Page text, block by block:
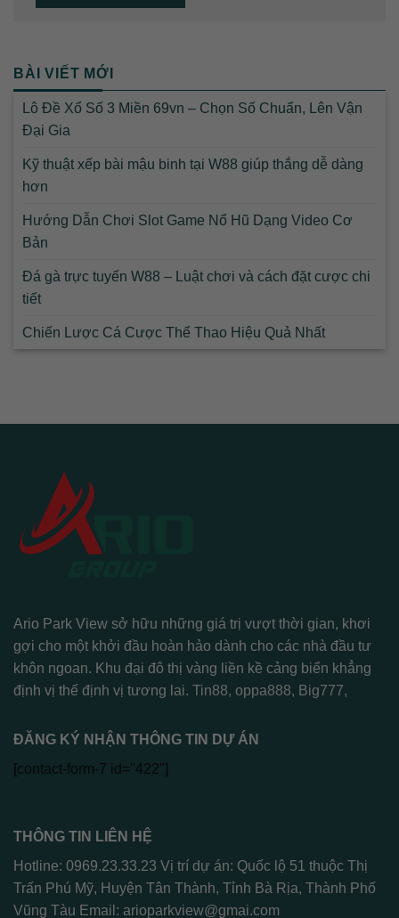
BÀI VIẾT MỚI
Lô Đề Xổ Số 3 Miền 69vn – Chọn Số Chuẩn, Lên Vận
Đại Gia
Kỹ thuật xếp bài mậu binh tại W88 giúp thắng dễ dàng
hơn
Hướng Dẫn Chơi Slot Game Nổ Hũ Dạng Video Cơ
Bản
Đá gà trực tuyến W88 – Luật chơi và cách đặt cược chi
tiết
Chiến Lược Cá Cược Thể Thao Hiệu Quả Nhất
Ario Park View sở hữu những giá trị vượt thời gian, khơi
gợi cho một khởi đầu hoàn hảo dành cho các nhà đầu tư
khôn ngoan. Khu đại đô thị vàng liền kề cảng biển khẳng
định vị thế định vị tương lai. Tin88, oppa888, Big777,
ĐĂNG KÝ NHẬN THÔNG TIN DỰ ÁN
[contact-form-7 id="422"]
THÔNG TIN LIÊN HỆ
Hotline: 0969.23.33.23 Vị trí dự án: Quốc lộ 51 thuộc Thị
Trấn Phú Mỹ, Huyện Tân Thành, Tỉnh Bà Rịa, Thành Phố
Vũng Tàu Email: arioparkview@gmai.com